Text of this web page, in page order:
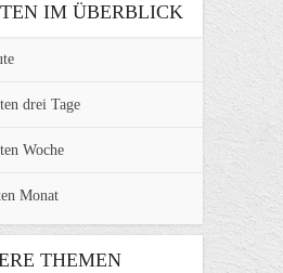
IM ÜBERBLICK
drei Tage
Woche
Monat
THEMEN